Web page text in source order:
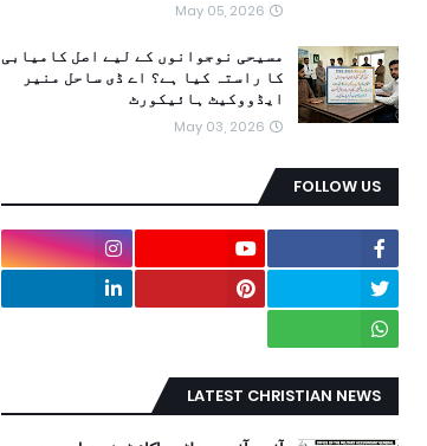
May 05, 2026
مسیحی نوجوانوں کے لیے اصل کامیابی
کا راستہ کیا ہے؟ اے ڈی ساحل منیر
ایڈووکیٹ ہائیکورٹ
May 03, 2026
FOLLOW US
LATEST CHRISTIAN NEWS